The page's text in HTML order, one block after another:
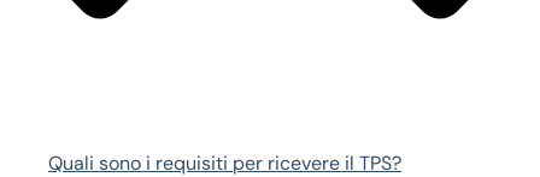
Quali sono i requisiti per ricevere il TPS?